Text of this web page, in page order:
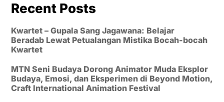
Recent Posts
Kwartet – Gupala Sang Jagawana: Belajar
Beradab Lewat Petualangan Mistika Bocah-bocah
Kwartet
MTN Seni Budaya Dorong Animator Muda Eksplor
Budaya, Emosi, dan Eksperimen di Beyond Motion,
Craft International Animation Festival